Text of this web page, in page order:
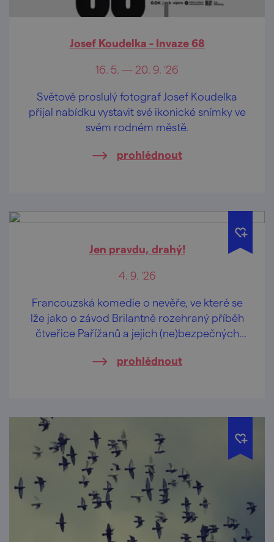
Josef Koudelka - Invaze 68
16. 5. — 20. 9. '26
Světově proslulý fotograf Josef Koudelka
přijal nabídku vystavit své ikonické snímky ve
svém rodném městě.
prohlédnout
Jen pravdu, drahý!
4. 9. '26
Francouzská komedie o nevěře, ve které se
lže jako o závod Brilantně rozehraný příběh
čtveřice Pařížanů a jejich (ne)bezpečných
prohlédnout